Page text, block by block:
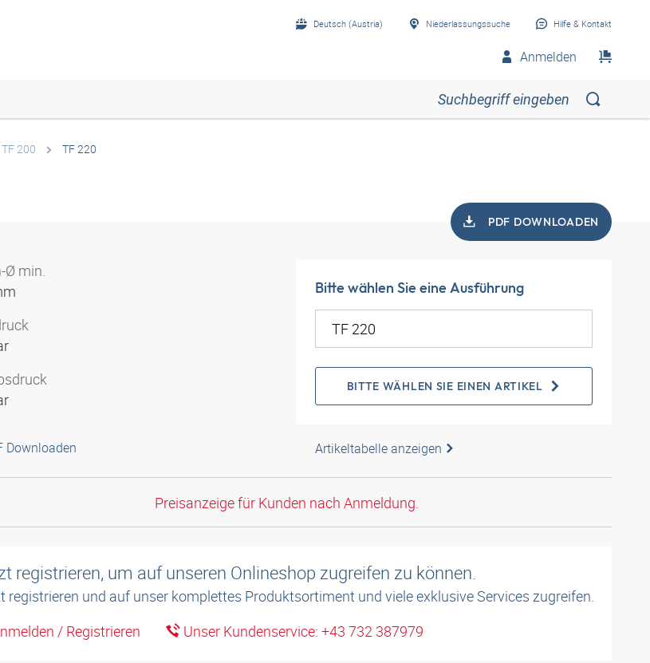
Deutsch (Austria) Niederlassungssuche Hilfe & Kontakt
Anmelden
TF 200 TF 220
PDF DOWNLOADEN
Ø min.
Downloaden
Bitte wählen Sie eine Ausführung
BITTE WÄHLEN SIE EINEN ARTIKEL
Artikeltabelle anzeigen
Preisanzeige für Kunden nach Anmeldung.
registrieren, um auf unseren Onlineshop zugreifen zu können.
registrieren und auf unser komplettes Produktsortiment und viele exklusive Services zugreifen.
/ Registrieren
Unser Kundenservice: +43 732 387979